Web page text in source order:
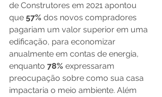
de Construtores em 2021 apontou
que 57% dos novos compradores
pagariam um valor superior em uma
edificação, para economizar
anualmente em contas de energia,
enquanto 78% expressaram
preocupação sobre como sua casa
impactaria o meio ambiente. Além